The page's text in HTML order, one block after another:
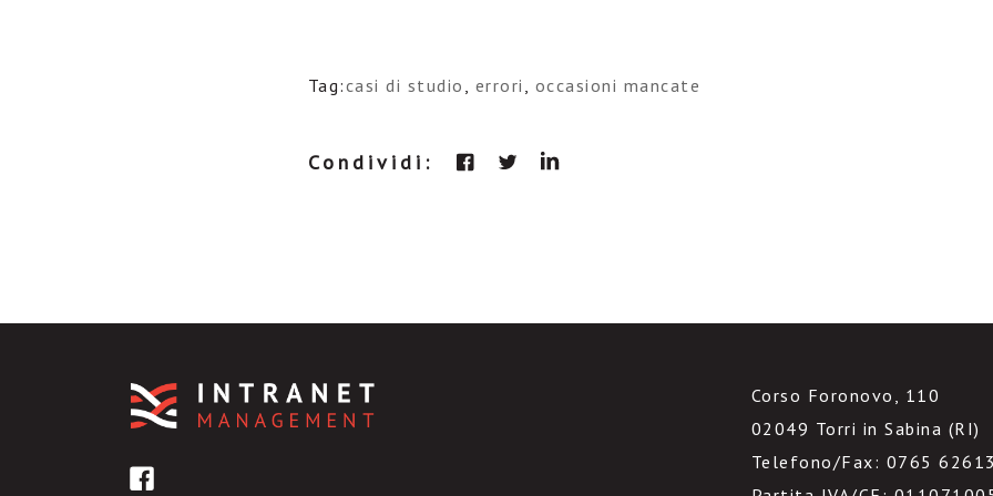
Tag:casi di studio , errori , occasioni mancate
Condividi:
Corso Foronovo, 110
02049 Torri in Sabina (RI)
Telefono/Fax: 0765 62613